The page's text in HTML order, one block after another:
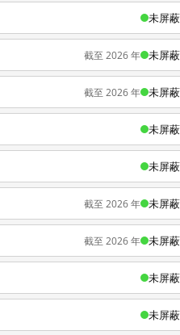
未屏蔽
截至 2026 年 未屏蔽
截至 2026 年 未屏蔽
未屏蔽
未屏蔽
截至 2026 年 未屏蔽
截至 2026 年 未屏蔽
未屏蔽
未屏蔽